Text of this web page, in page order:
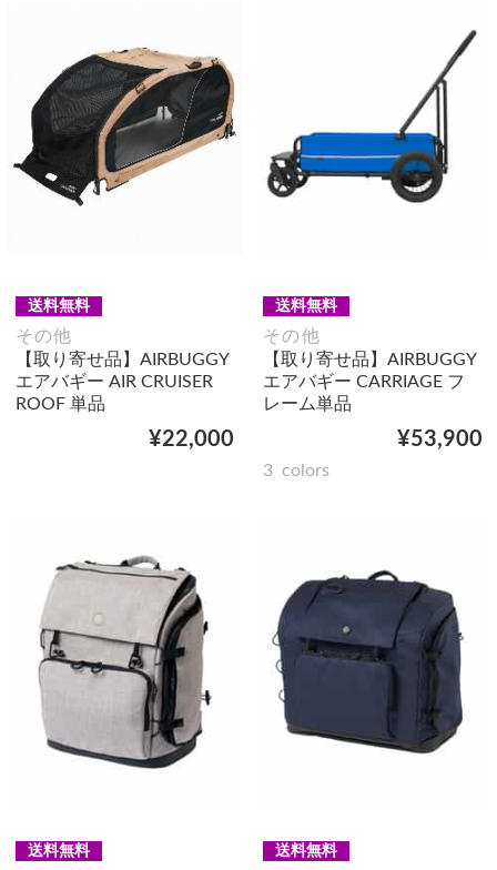
送料無料
その他
【取り寄せ品】AIRBUGGY
エアバギー AIR CRUISER
ROOF 単品
¥22,000
送料無料
その他
【取り寄せ品】AIRBUGGY
エアバギー CARRIAGE フ
レーム単品
¥53,900
3 colors
送料無料 送料無料